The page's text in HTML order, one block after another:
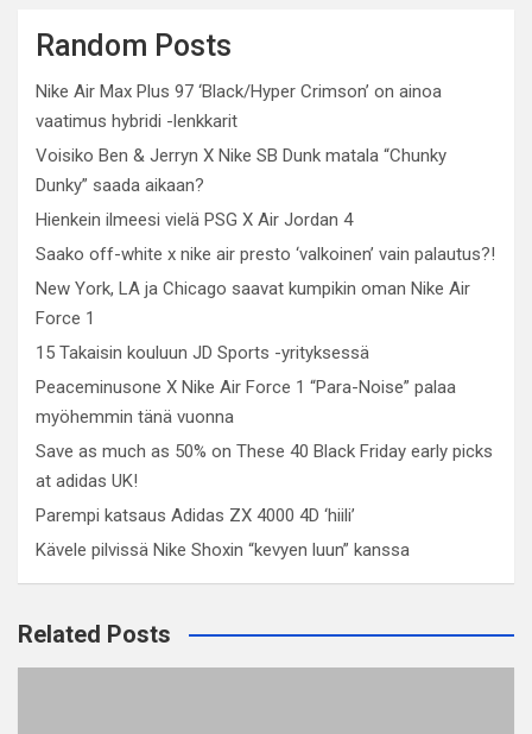
Random Posts
Nike Air Max Plus 97 ‘Black/Hyper Crimson’ on ainoa
vaatimus hybridi -lenkkarit
Voisiko Ben & Jerryn X Nike SB Dunk matala “Chunky
Dunky” saada aikaan?
Hienkein ilmeesi vielä PSG X Air Jordan 4
Saako off-white x nike air presto ‘valkoinen’ vain palautus?!
New York, LA ja Chicago saavat kumpikin oman Nike Air
Force 1
15 Takaisin kouluun JD Sports -yrityksessä
Peaceminusone X Nike Air Force 1 “Para-Noise” palaa
myöhemmin tänä vuonna
Save as much as 50% on These 40 Black Friday early picks
at adidas UK!
Parempi katsaus Adidas ZX 4000 4D ‘hiili’
Kävele pilvissä Nike Shoxin “kevyen luun” kanssa
Related Posts